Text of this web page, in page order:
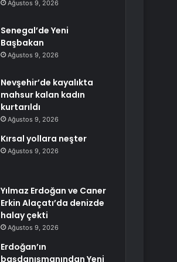
Ağustos 9, 2026
Senegal’de Yeni
Başbakan
Ağustos 9, 2026
Nevşehir’de kayalıkta
mahsur kalan kadın
kurtarıldı
Ağustos 9, 2026
Kırsal yollara neşter
Ağustos 9, 2026
Yılmaz Erdoğan ve Caner
Erkin Alaçatı’da denizde
halay çekti
Ağustos 9, 2026
Erdoğan’ın
başdanışmanından Yeni